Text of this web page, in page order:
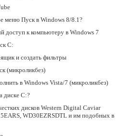
меню Пуск в Windows 8/8.1?
доступ к компьютеру в Windows 7
С:
и создать фильтры
(микроликбез)
в Windows Vista/7 (микроликбез)
диске C:?
дисков Western Digital Caviar
WD30EZRSDTL и им подобных в